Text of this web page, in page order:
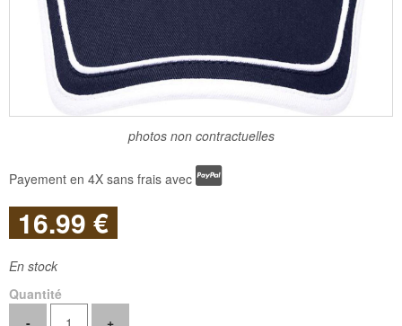
photos non contractuelles
Payement en 4X sans frais avec
16.99 €
En stock
Quantité